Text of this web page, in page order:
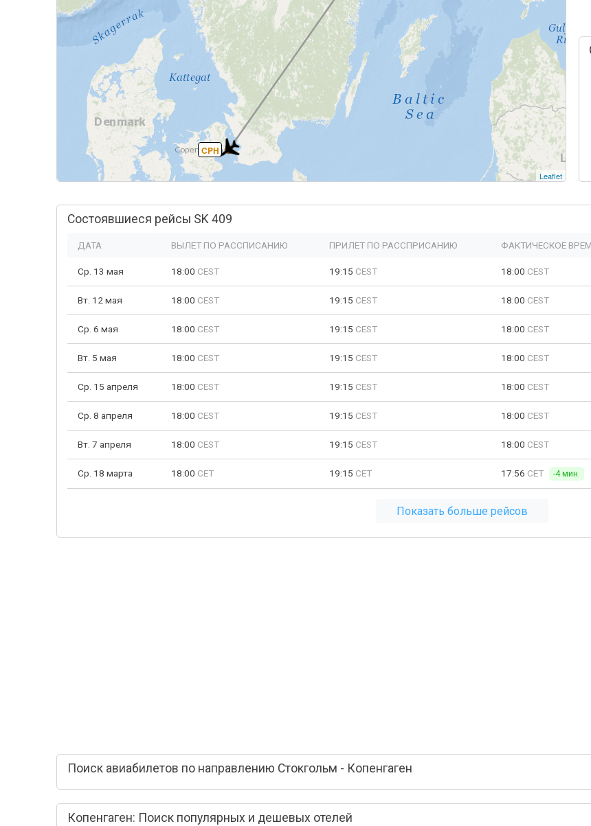
CPH
Leaflet
Состоявшиеся рейсы SK 409
ДАТА ВЫЛЕТ ПО РАССПИСАНИЮ ПРИЛЕТ ПО РАССПРИСАНИЮ ФАКТИЧЕСКОЕ
Ср. 13 мая 18:00 CEST 19:15 CEST 18:00 CEST
Вт. 12 мая 18:00 CEST 19:15 CEST 18:00 CEST
Ср. 6 мая 18:00 CEST 19:15 CEST 18:00 CEST
Вт. 5 мая 18:00 CEST 19:15 CEST 18:00 CEST
Ср. 15 апреля 18:00 CEST 19:15 CEST 18:00 CEST
Ср. 8 апреля 18:00 CEST 19:15 CEST 18:00 CEST
Вт. 7 апреля 18:00 CEST 19:15 CEST 18:00 CEST
Ср. 18 марта 18:00 CET 19:15 CET 17:56 CET -4 мин.
Показать больше рейсов
Поиск авиабилетов по направлению Стокгольм - Копенгаген
Копенгаген: Поиск популярных и дешевых отелей